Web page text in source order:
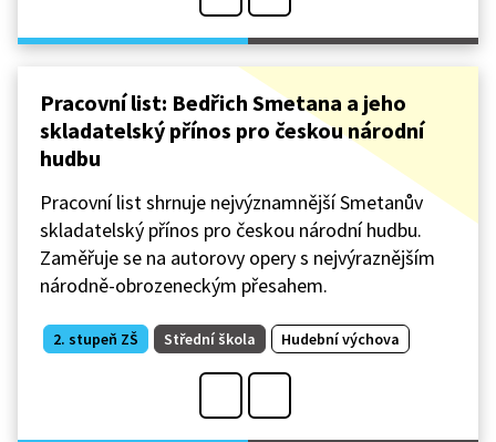
Pracovní list: Bedřich Smetana a jeho
skladatelský přínos pro českou národní
hudbu
Pracovní list shrnuje nejvýznamnější Smetanův
skladatelský přínos pro českou národní hudbu.
Zaměřuje se na autorovy opery s nejvýraznějším
národně-obrozeneckým přesahem.
2. stupeň ZŠ Střední škola Hudební výchova